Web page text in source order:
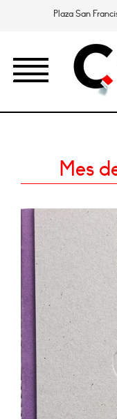
Plaza San
Mes